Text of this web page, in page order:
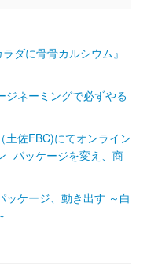
ダに骨骨カルシウム』
ネーミングで必ずやる
土佐FBC)にてオンライン
パッケージを変え、商
ケージ、動き出す ～白